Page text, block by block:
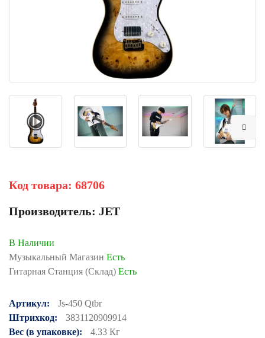
Код товара: 68706
Производитель: JET
В Наличии
Музыкальный Магазин Есть
Гитарная Станция (Склад) Есть
Артикул:
Js-450 Qtbr
Штрихкод:
3831120909914
Вес (в упаковке):
4.33 Кг